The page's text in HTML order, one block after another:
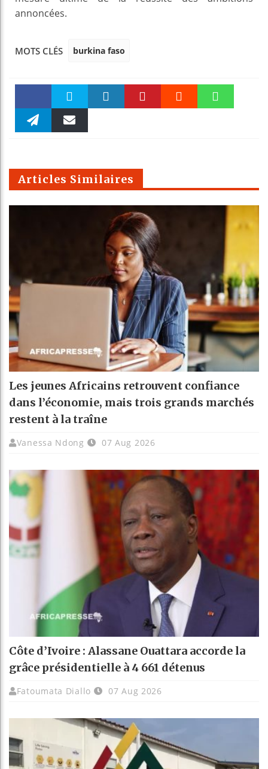
annoncées.
MOTS CLÉS burkina faso
Faceboo Twitter
m
Articles Similaires
Les jeunes Africains retrouvent confiance
dans l’économie, mais trois grands marchés
restent à la traîne
Vanessa Ndong 07 Aug 2026
Côte d’Ivoire : Alassane Ouattara accorde la
grâce présidentielle à 4 661 détenus
Fatoumata Diallo 07 Aug 2026